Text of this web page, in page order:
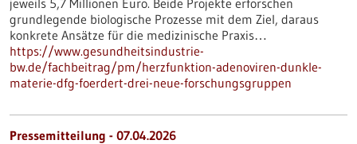
jeweils 5,7 Millionen Euro. Beide Projekte erforschen
grundlegende biologische Prozesse mit dem Ziel, daraus
konkrete Ansätze für die medizinische Praxis…
https://www.gesundheitsindustrie-
bw.de/fachbeitrag/pm/herzfunktion-adenoviren-dunkle-
materie-dfg-foerdert-drei-neue-forschungsgruppen
Pressemitteilung - 07.04.2026